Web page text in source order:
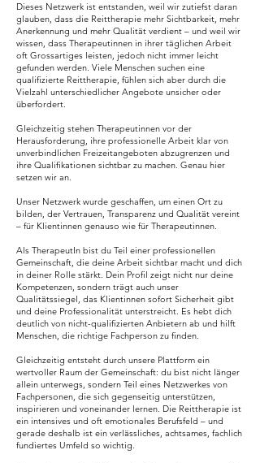
Dieses Netzwerk ist entstanden, weil wir zutiefst daran
glauben, dass die Reittherapie mehr Sichtbarkeit, mehr
Anerkennung und mehr Qualität verdient – und weil wir
wissen, dass Therapeutinnen in ihrer täglichen Arbeit
oft Grossartiges leisten, jedoch nicht immer leicht
gefunden werden. Viele Menschen suchen eine
qualifizierte Reittherapie, fühlen sich aber durch die
Vielzahl unterschiedlicher Angebote unsicher oder
überfordert.
Gleichzeitig stehen Therapeutinnen vor der
Herausforderung, ihre professionelle Arbeit klar von
unverbindlichen Freizeitangeboten abzugrenzen und
ihre Qualifikationen sichtbar zu machen. Genau hier
setzen wir an.
Unser Netzwerk wurde geschaffen, um einen Ort zu
bilden, der Vertrauen, Transparenz und Qualität vereint
– für Klientinnen genauso wie für Therapeutinnen.
Als TherapeutIn bist du Teil einer professionellen
Gemeinschaft, die deine Arbeit sichtbar macht und dich
in deiner Rolle stärkt. Dein Profil zeigt nicht nur deine
Kompetenzen, sondern trägt auch unser
Qualitätssiegel, das Klientinnen sofort Sicherheit gibt
und deine Professionalität unterstreicht. Es hebt dich
deutlich von nicht-qualifizierten Anbietern ab und hilft
Menschen, die richtige Fachperson zu finden.
Gleichzeitig entsteht durch unsere Plattform ein
wertvoller Raum der Gemeinschaft: du bist nicht länger
allein unterwegs, sondern Teil eines Netzwerkes von
Fachpersonen, die sich gegenseitig unterstützen,
inspirieren und voneinander lernen. Die Reittherapie ist
ein intensives und oft emotionales Berufsfeld – und
gerade deshalb ist ein verlässliches, achtsames, fachlich
fundiertes Umfeld so wichtig.